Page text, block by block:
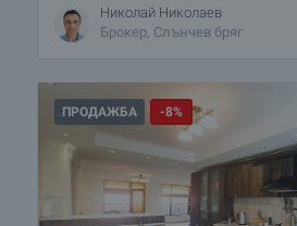
Николай Николаев
Брокер, Слънчев бряг
ПРОДАЖБА -8%